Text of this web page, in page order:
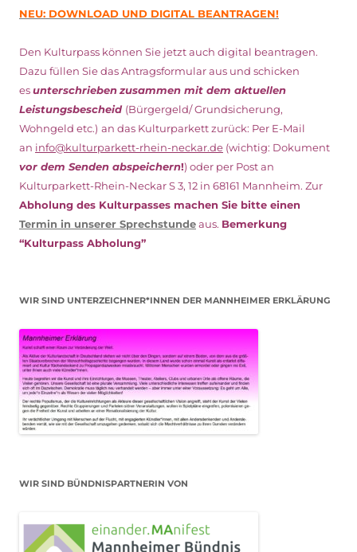
NEU: DOWNLOAD UND DIGITAL BEANTRAGEN!
Den Kulturpass können Sie jetzt auch digital beantragen.
Dazu füllen Sie das Antragsformular aus und schicken
esunterschriebenzusammen mit dem aktuellen
Leistungsbescheid (Bürgergeld/ Grundsicherung,
Wohngeld etc.) an das Kulturparkett zurück: Per E-Mail
an info@kulturparkett-rhein-neckar.de (wichtig: Dokument
vor dem Senden abspeichern!) oder per Post an
Kulturparkett-Rhein-Neckar S 3, 12 in 68161 Mannheim. Zur
Abholung des Kulturpasses machen Sie bitte einen
Termin in unserer Sprechstundeaus. Bemerkung
“Kulturpass Abholung”
WIR SIND UNTERZEICHNER*INNEN DER MANNHEIMER ERKLÄRUNG
WIR SIND BÜNDNISPARTNERIN VON